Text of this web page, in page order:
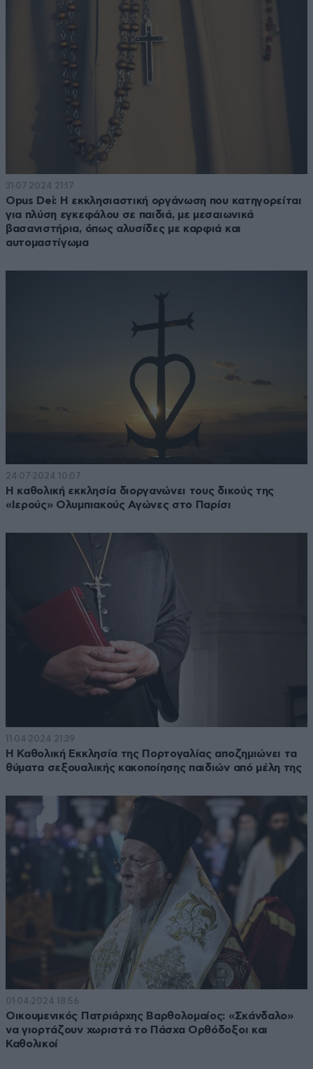
31·07·2024 21:17
Opus Dei: Η εκκλησιαστική οργάνωση που κατηγορείται
για πλύση εγκεφάλου σε παιδιά, με μεσαιωνικά
βασανιστήρια, όπως αλυσίδες με καρφιά και
αυτομαστίγωμα
24·07·2024 10:07
Η καθολική εκκλησία διοργανώνει τους δικούς της
«Ιερούς» Ολυμπιακούς Αγώνες στο Παρίσι
11·04·2024 21:39
Η Καθολική Εκκλησία της Πορτογαλίας αποζημιώνει τα
θύματα σεξουαλικής κακοποίησης παιδιών από μέλη της
01·04·2024 18:56
Οικουμενικός Πατριάρχης Βαρθολομαίος: «Σκάνδαλο»
να γιορτάζουν χωριστά το Πάσχα Ορθόδοξοι και
Καθολικοί